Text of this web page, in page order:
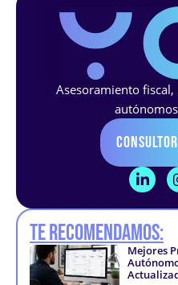
Asesoramiento
L
i
k
e
d
i
n
Te recomendamos:
Mejores